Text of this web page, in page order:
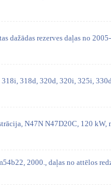
dažādas rezerves daļas no
318i, 318d, 320d, 320i, 325i,
N47N N47D20C, 120 kW,
2000., daļas no attēlos